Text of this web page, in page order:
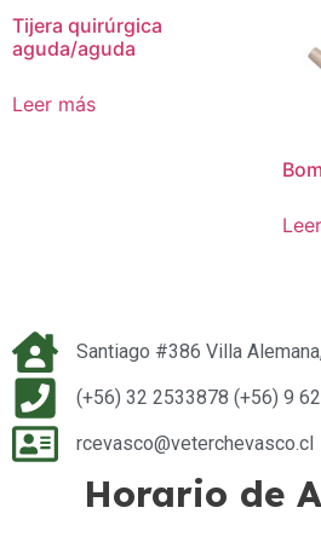
Tijera quirúrgica
aguda/aguda
Leer más
Santiago #386 Villa
(+56) 32 2533878 (+56) 9
rcevasco@veterchevasco.cl
Horario de